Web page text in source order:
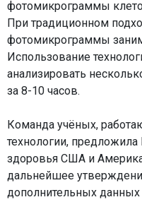
фотомикрограммы
При традиционном
фотомикрограммы
Использование
анализировать
за 8-10 часов.
Команда учёных,
технологии,
здоровья США и
дальнейшее
дополнительных